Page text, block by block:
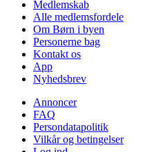
Medlemskab
Alle medlemsfordele
Om Børn i byen
Personerne bag
Kontakt os
App
Nyhedsbrev
Annoncer
FAQ
Persondatapolitik
Vilkår og betingelser